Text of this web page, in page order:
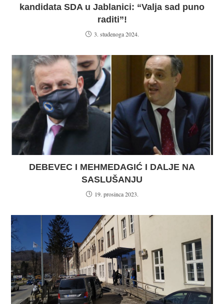
kandidata SDA u Jablanici: “Valja sad puno
raditi”!
3. studenoga 2024.
DEBEVEC I MEHMEDAGIĆ I DALJE NA
SASLUŠANJU
19. prosinca 2023.